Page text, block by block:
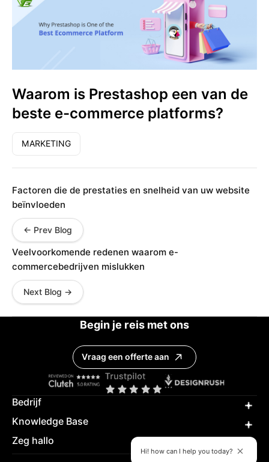
Waarom is Prestashop een van de
beste e-commerce platforms?
MARKETING
Factoren die de prestaties en snelheid van uw website
beïnvloeden
← Prev Blog
Veelvoorkomende redenen waarom e-
commercebedrijven mislukken
Next Blog →
Begin je reis met ons
Vraag een offerte aan
Bedrijf
Knowledge Base
Zeg hallo
Hi! how can I help you today?